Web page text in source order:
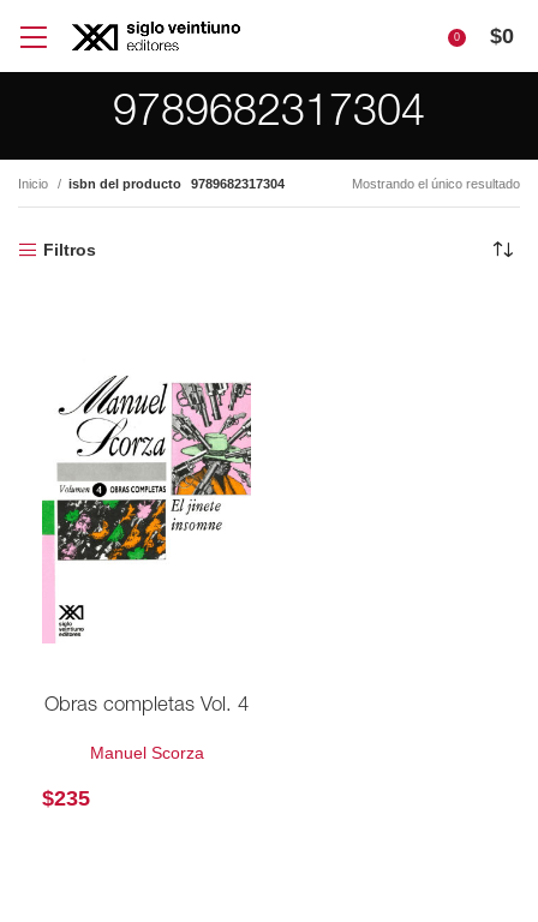
0 $0
9789682317304
Inicio isbn del producto 9789682317304 Mostrando el único resultado
Filtros
Obras completas Vol. 4
Manuel Scorza
$235